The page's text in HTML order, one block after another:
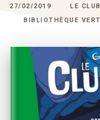
27/02/2019
LE
BIBLIOTHÈQUE